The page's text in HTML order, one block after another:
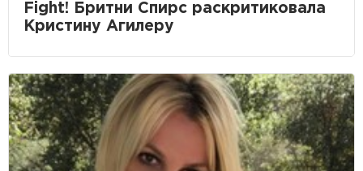
Fight! Бритни Спирс раскритиковала
Кристину Агилеру